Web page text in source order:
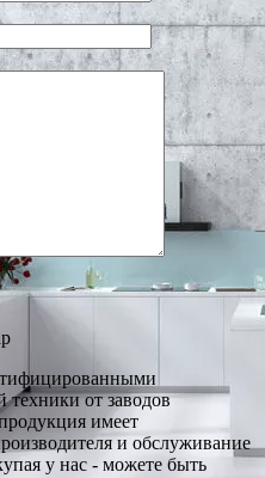
техники от заводов
имеет
и обслуживание
у нас - можете быть